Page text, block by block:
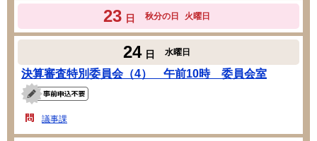
23 日 秋分の日 火曜日
24 日 水曜日
決算審査特別委員会（4） 午前10時 委員会室
議事課